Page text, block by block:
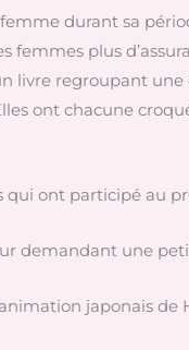
durant sa
plus
livre regroupant une
ont chacune
qui ont participé au
demandant une
japonais de